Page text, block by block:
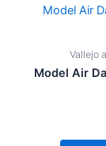
Vallejo
Model Air